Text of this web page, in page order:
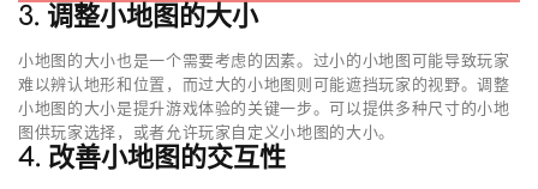
3. 调整小地图的大小
小地图的大小也是一个需要考虑的因素。过小的小地图可能导致玩家
难以辨认地形和位置，而过大的小地图则可能遮挡玩家的视野。调整
小地图的大小是提升游戏体验的关键一步。可以提供多种尺寸的小地
图供玩家选择，或者允许玩家自定义小地图的大小。
4. 改善小地图的交互性